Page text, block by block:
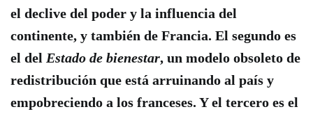
el declive del poder y la influencia del
continente, y también de Francia. El segundo es
el del Estado de bienestar, un modelo obsoleto de
redistribución que está arruinando al país y
empobreciendo a los franceses. Y el tercero es el